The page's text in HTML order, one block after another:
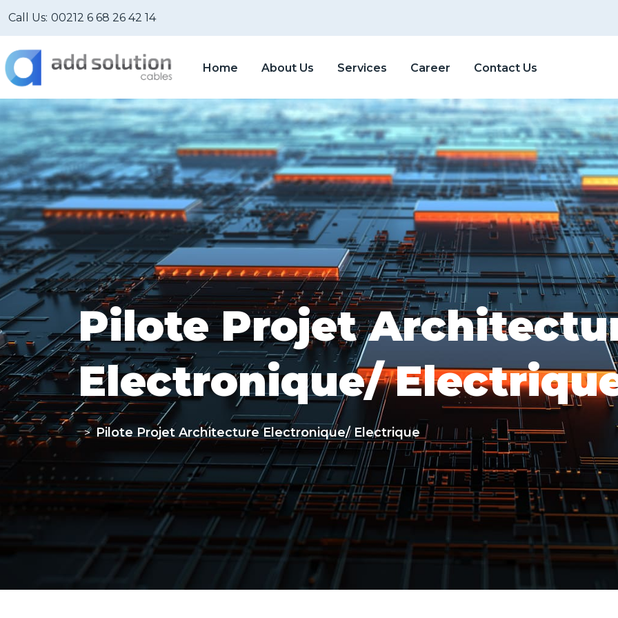
Call Us: 00212 6 68 26 42 14
Home About Us Services Career Contact Us
Pilote Projet
Electronique/
> Pilote Projet Architecture Electronique/ Electrique